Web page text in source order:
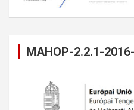
MAHOP-2.2.1-